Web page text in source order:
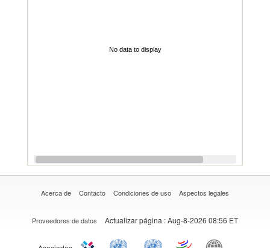
No data to display
Acerca de Contacto Condiciones de uso Aspectos legales
Proveedores de datos Actualizar página : Aug-8-2026 08:56 ET